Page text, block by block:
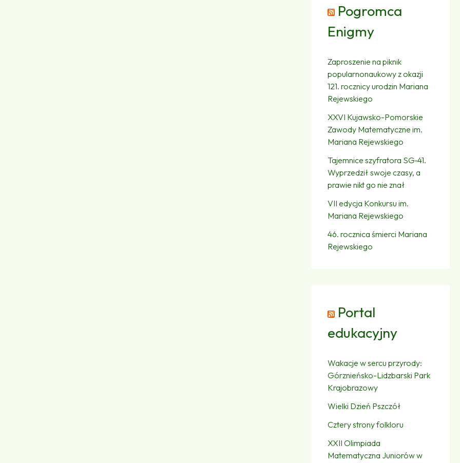
Pogromca
Enigmy
Zaproszenie na piknik
popularnonaukowy z okazji
121. rocznicy urodzin Mariana
Rejewskiego
XXVI Kujawsko-Pomorskie
Zawody Matematyczne im.
Mariana Rejewskiego
Tajemnice szyfratora SG‑41.
Wyprzedził swoje czasy, a
prawie nikt go nie znał
VII edycja Konkursu im.
Mariana Rejewskiego
46. rocznica śmierci Mariana
Rejewskiego
Portal
edukacyjny
Wakacje w sercu przyrody:
Górznieńsko-Lidzbarski Park
Krajobrazowy
Wielki Dzień Pszczół
Cztery strony folkloru
XXII Olimpiada
Matematyczna Juniorów w